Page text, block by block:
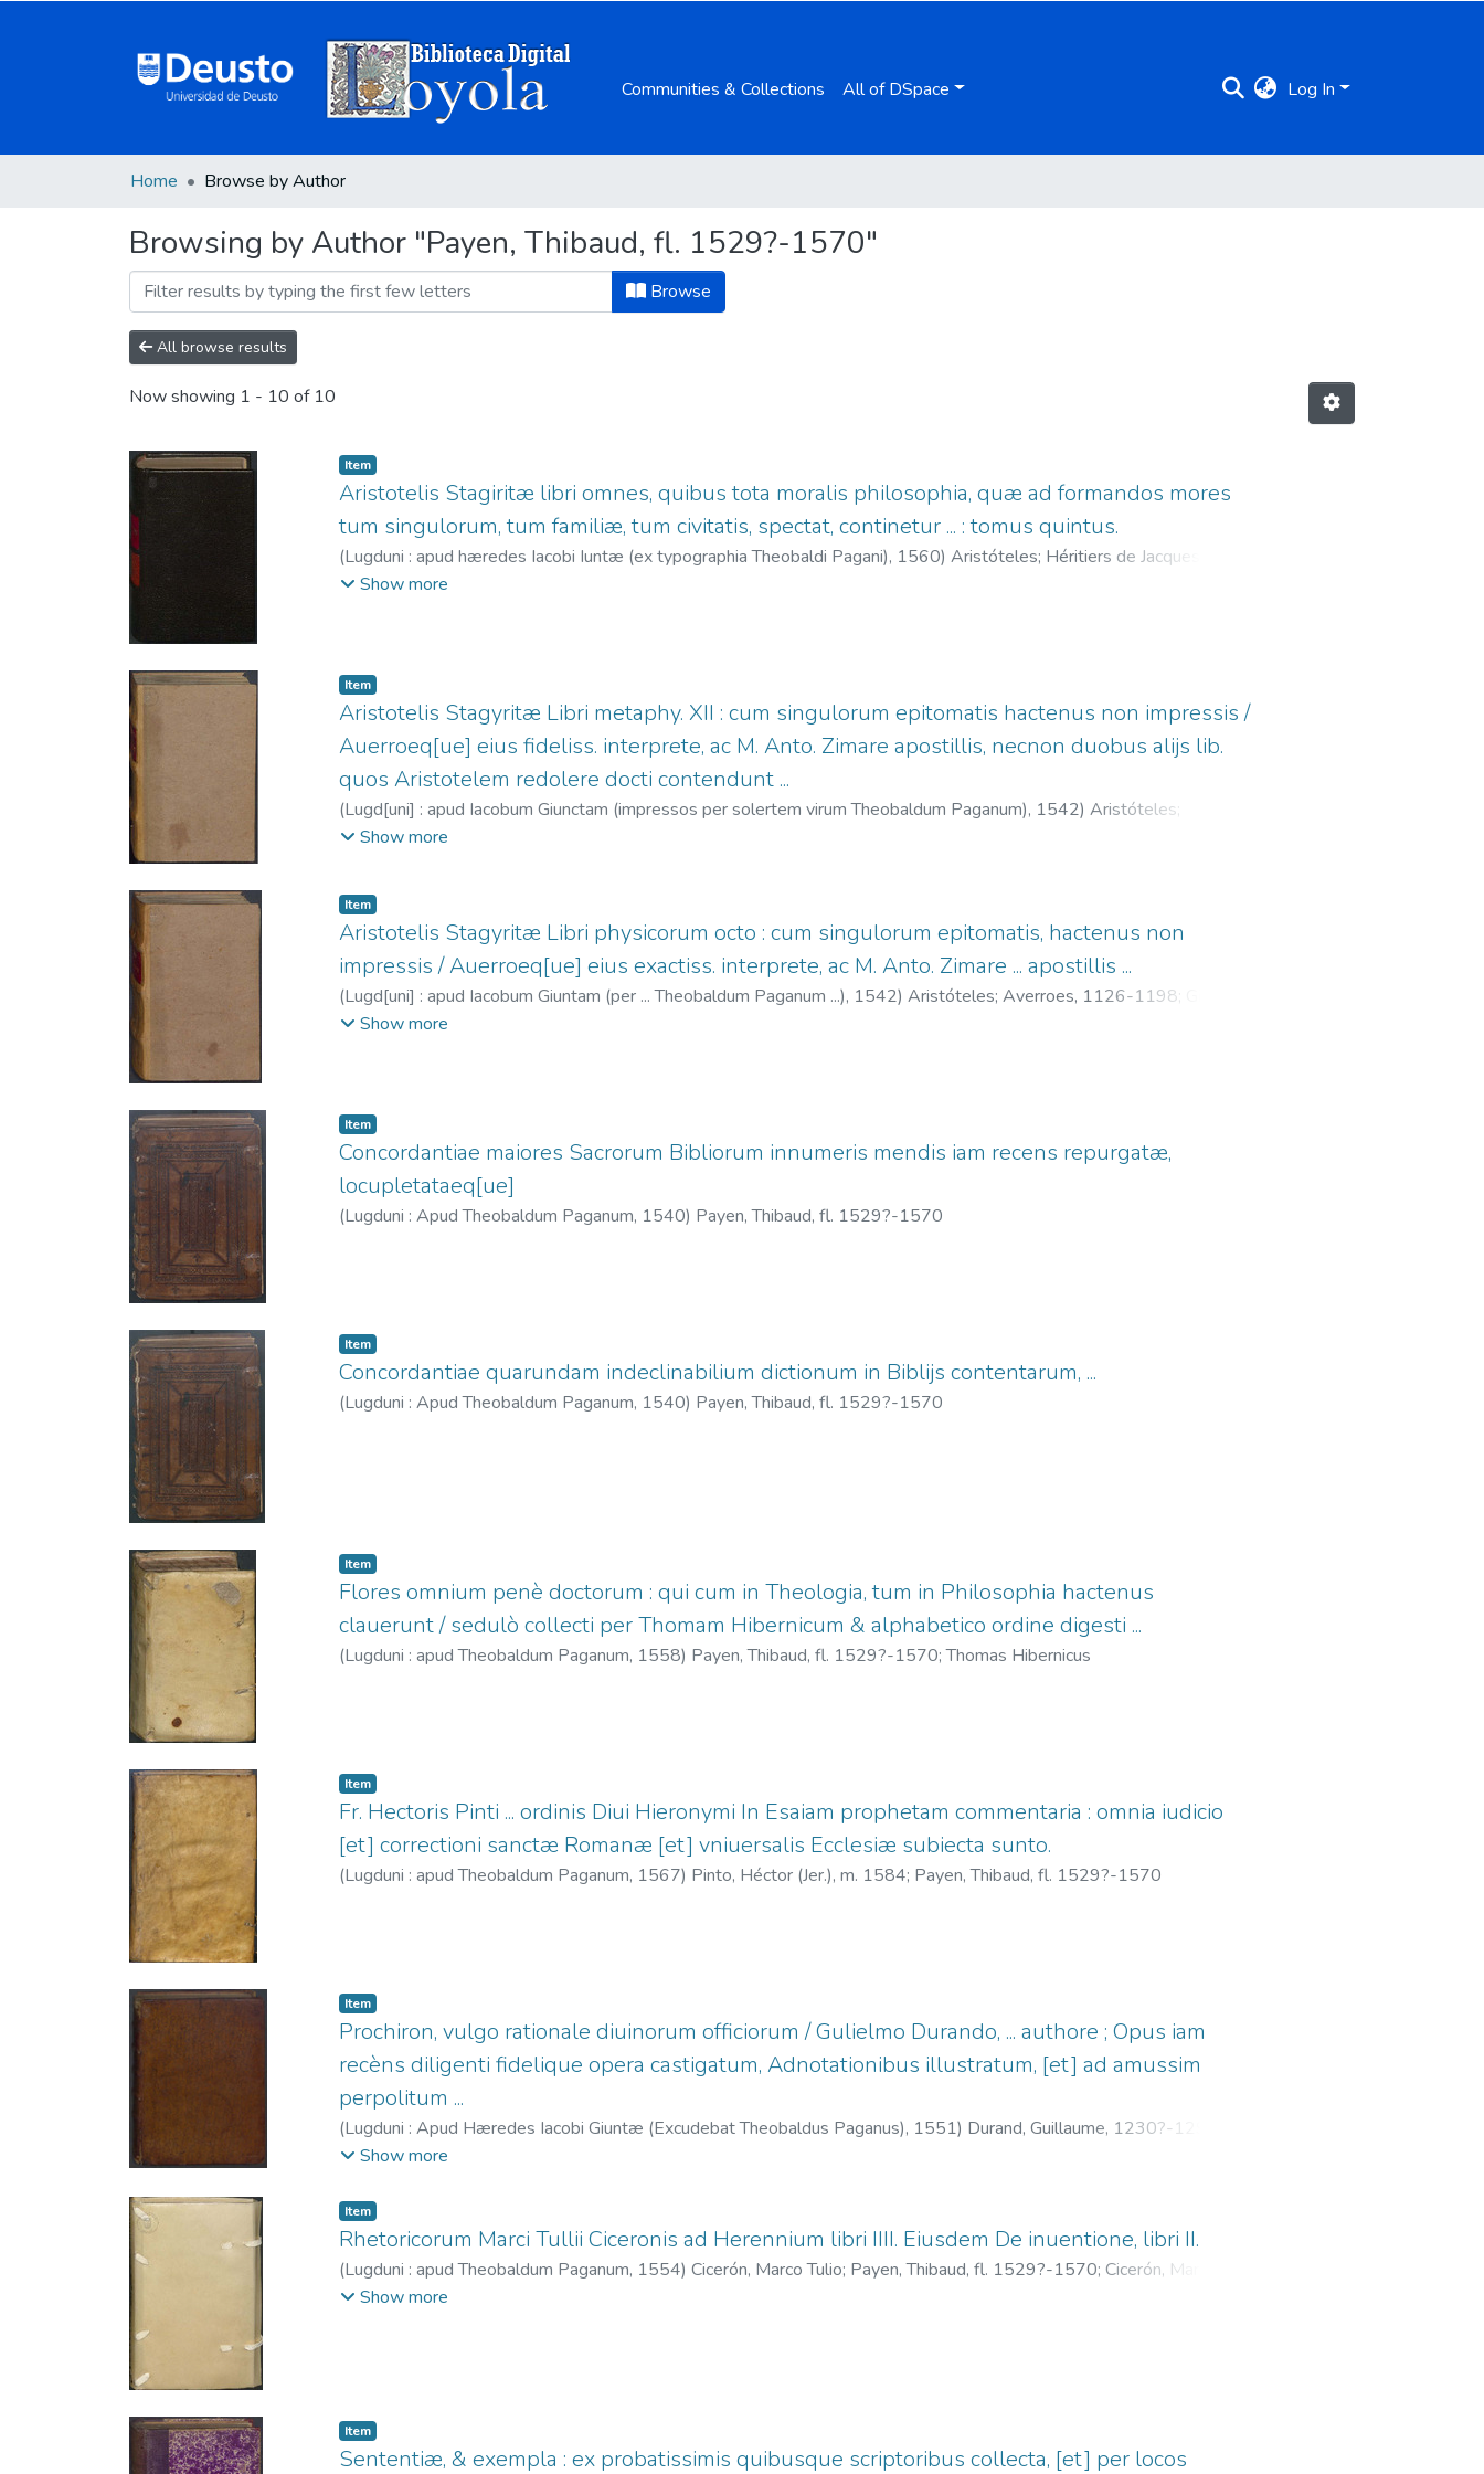
Communities & Collections All of DSpace Log In
Home Browse by Author
Browsing by Author "Payen, Thibaud, fl. 1529?-1570"
Browse
All browse results
Now showing 1 - 10 of 10
Item
Aristotelis Stagiritæ libri omnes, quibus tota moralis philosophia, quæ ad formandos mores
tum singulorum, tum familiæ, tum civitatis, spectat, continetur ... : tomus quintus.
(Lugduni : apud hæredes Iacobi Iuntæ (ex typographia Theobaldi Pagani), 1560) Aristóteles; Héritiers de Jacques
Giunta;Payen, Thibaud, fl. 1529?-1570
Show more
Item
Aristotelis Stagyritæ Libri metaphy. XII : cum singulorum epitomatis hactenus non impressis /
Auerroeq[ue] eius fideliss. interprete, ac M. Anto. Zimare apostillis, necnon duobus alijs lib.
quos Aristotelem redolere docti contendunt ...
(Lugd[uni] : apud Iacobum Giunctam (impressos per solertem virum Theobaldum Paganum), 1542) Aristóteles;
Averroes, 1126-1198
Show more
Item
Aristotelis Stagyritæ Libri physicorum octo : cum singulorum epitomatis, hactenus non
impressis / Auerroeq[ue] eius exactiss. interprete, ac M. Anto. Zimare ... apostillis ...
(Lugd[uni] : apud Iacobum Giuntam (per ... Theobaldum Paganum ...), 1542) Aristóteles; Averroes, 1126-1198;
Jacques, 1486-1546
Show more
Item
Concordantiae maiores Sacrorum Bibliorum innumeris mendis iam recens repurgatæ,
locupletataeq[ue]
(Lugduni : Apud Theobaldum Paganum, 1540) Payen, Thibaud, fl. 1529?-1570
Item
Concordantiae quarundam indeclinabilium dictionum in Biblijs contentarum, ...
(Lugduni : Apud Theobaldum Paganum, 1540) Payen, Thibaud, fl. 1529?-1570
Item
Flores omnium penè doctorum : qui cum in Theologia, tum in Philosophia hactenus
clauerunt / sedulò collecti per Thomam Hibernicum & alphabetico ordine digesti ...
(Lugduni : apud Theobaldum Paganum, 1558) Payen, Thibaud, fl. 1529?-1570;Thomas Hibernicus
Item
Fr. Hectoris Pinti ... ordinis Diui Hieronymi In Esaiam prophetam commentaria : omnia iudicio
[et] correctioni sanctæ Romanæ [et] vniuersalis Ecclesiæ subiecta sunto.
(Lugduni : apud Theobaldum Paganum, 1567) Pinto, Héctor (Jer.), m. 1584; Payen, Thibaud, fl. 1529?-1570
Item
Prochiron, vulgo rationale diuinorum officiorum / Gulielmo Durando, ... authore ; Opus iam
recèns diligenti fidelique opera castigatum, Adnotationibus illustratum, [et] ad amussim
perpolitum ...
(Lugduni : Apud Hæredes Iacobi Giuntæ (Excudebat Theobaldus Paganus), 1551) Durand, Guillaume, 1230?-1296
Héritiers de Jacques Giunta
Show more
Item
Rhetoricorum Marci Tullii Ciceronis ad Herennium libri IIII. Eiusdem De inuentione, libri II.
(Lugduni : apud Theobaldum Paganum, 1554) Cicerón, Marco Tulio; Payen, Thibaud, fl. 1529?-1570; Cicerón, Marco
Tulio De inventione
Show more
Item
Sententiæ, & exempla : ex probatissimis quibusque scriptoribus collecta, [et] per locos